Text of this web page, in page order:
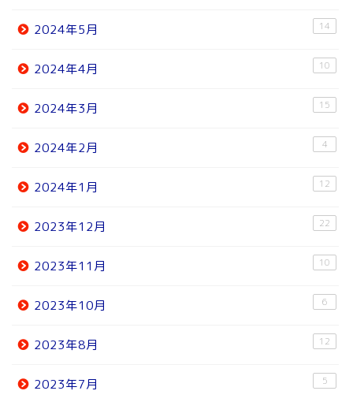
2024年5月 14
2024年4月 10
2024年3月 15
2024年2月 4
2024年1月 12
2023年12月 22
2023年11月 10
2023年10月 6
2023年8月 12
2023年7月 5